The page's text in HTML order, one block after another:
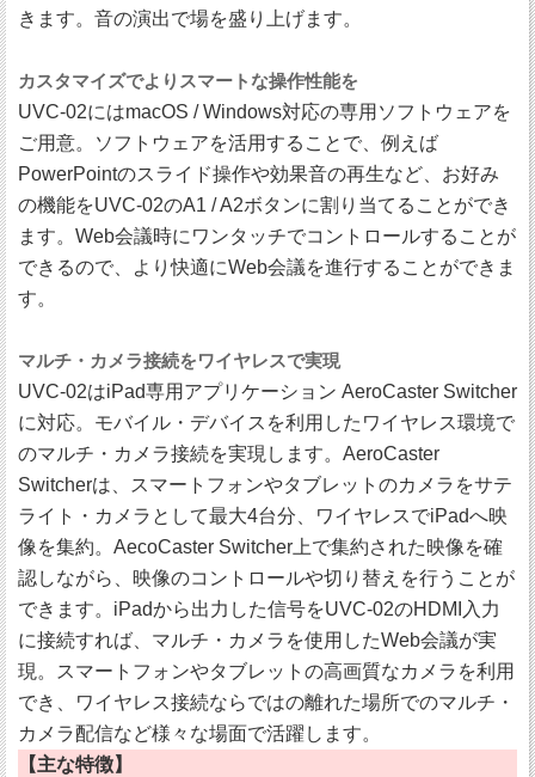
きます。音の演出で場を盛り上げます。
カスタマイズでよりスマートな操作性能を
UVC-02にはmacOS / Windows対応の専用ソフトウェアを
ご用意。ソフトウェアを活用することで、例えば
PowerPointのスライド操作や効果音の再生など、お好み
の機能をUVC-02のA1 / A2ボタンに割り当てることができ
ます。Web会議時にワンタッチでコントロールすることが
できるので、より快適にWeb会議を進行することができま
す。
マルチ・カメラ接続をワイヤレスで実現
UVC-02はiPad専用アプリケーション AeroCaster Switcher
に対応。モバイル・デバイスを利用したワイヤレス環境で
のマルチ・カメラ接続を実現します。AeroCaster
Switcherは、スマートフォンやタブレットのカメラをサテ
ライト・カメラとして最大4台分、ワイヤレスでiPadへ映
像を集約。AecoCaster Switcher上で集約された映像を確
認しながら、映像のコントロールや切り替えを行うことが
できます。iPadから出力した信号をUVC-02のHDMI入力
に接続すれば、マルチ・カメラを使用したWeb会議が実
現。スマートフォンやタブレットの高画質なカメラを利用
でき、ワイヤレス接続ならではの離れた場所でのマルチ・
カメラ配信など様々な場面で活躍します。
【主な特徴】